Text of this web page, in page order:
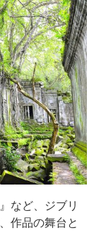
など、ジブリ
作品の舞台と